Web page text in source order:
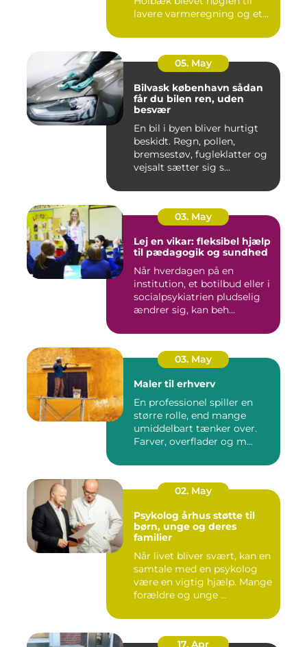
lavere varmeregning og et
05. May
Bilvask københavn sådan
får du bilen ren, uden
besvær
En bil i byen bliver hurtigt
beskidt. Regn, pollen,
bremsestøv, fugleklatter og
vejsalt sætter sig s...
03. May
Lej en vikar: fleksibel hjælp
til pædagogik og sundhed
Når hverdagen på en
institution, et botilbud eller i
socialpsykiatrien pludselig
ændrer sig, kan beh...
03. May
Maler til erhverv
En professionel spiller en
større rolle, end mange
umiddelbart tænker over.
Farver, overflader og m...
02. May
Psykolog århus støtte til
børn, unge og deres
familier
Når livet bliver svært, kan en
samtale med en psykolog
være en vigtig hjælp. Mange
forældre og unge ...
17. Apr